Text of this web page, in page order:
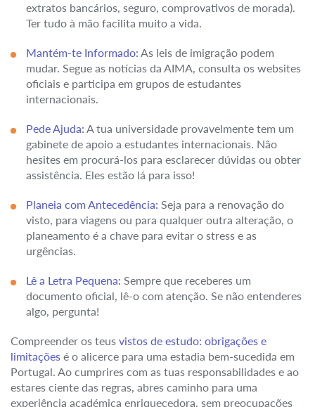
extratos bancários, seguro, comprovativos de morada).
Ter tudo à mão facilita muito a vida.
Mantém-te Informado: As leis de imigração podem
mudar. Segue as notícias da AIMA, consulta os websites
oficiais e participa em grupos de estudantes
internacionais.
Pede Ajuda: A tua universidade provavelmente tem um
gabinete de apoio a estudantes internacionais. Não
hesites em procurá-los para esclarecer dúvidas ou obter
assistência. Eles estão lá para isso!
Planeia com Antecedência: Seja para a renovação do
visto, para viagens ou para qualquer outra alteração, o
planeamento é a chave para evitar o stress e as
urgências.
Lê a Letra Pequena: Sempre que receberes um
documento oficial, lê-o com atenção. Se não entenderes
algo, pergunta!
Compreender os teus vistos de estudo: obrigações e
limitações é o alicerce para uma estadia bem-sucedida em
Portugal. Ao cumprires com as tuas responsabilidades e ao
estares ciente das regras, abres caminho para uma
experiência académica enriquecedora, sem preocupações